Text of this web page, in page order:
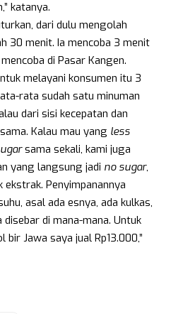
katanya.
dari dulu mengolah
30 menit. Ia mencoba 3 menit
di Pasar Kangen.
melayani konsumen itu 3
rata sudah satu minuman
dari sisi kecepatan dan
Kalau mau yang less
sama sekali, kami juga
yang langsung jadi no sugar,
ekstrak. Penyimpanannya
asal ada esnya, ada kulkas,
di mana-mana. Untuk
Jawa saya jual Rp13.000,”